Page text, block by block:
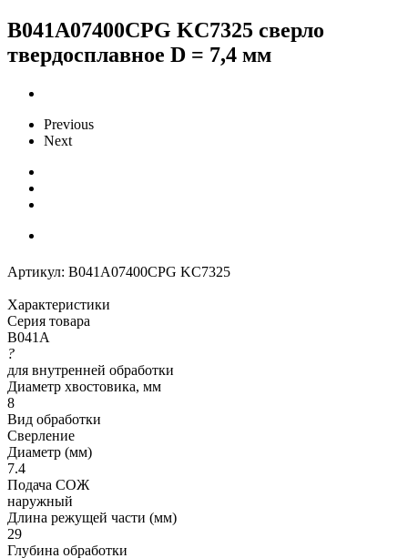
B041A07400CPG KC7325 сверло
твердосплавное D = 7,4 мм
Previous
Next
Артикул: B041A07400CPG KC7325
Характеристики
Серия товара
B041A
?
для внутренней обработки
Диаметр хвостовика, мм
8
Вид обработки
Сверление
Диаметр (мм)
7.4
Подача СОЖ
наружный
Длина режущей части (мм)
29
Глубина обработки